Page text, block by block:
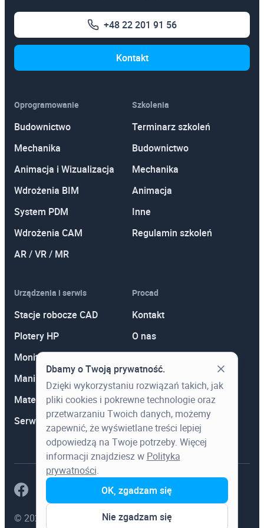
Autodesk Revit Architecture
+48 22 201 91 56
Kontakt
Oprogramowanie
Budownictwo
Mechanika
Animacja i Wizualizacja
Wdrożenia BIM
System PDM
Wdrożenia CAM
AR / VR / MR
Szkolenia
Terminarz szkoleń
Budownictwo
Mechanika
Animacja
Inne
Regulamin szkoleń
Urządzenia i serwis
Stacje robocze CAD
Plotery HP
Monitory
Manipulatory 3D
Materiały eksploatacyjne
Serwis
Procad
Kontakt
O nas
Aktualności
Wiedza
© 2023 Procad. Wszystkie prawa zastrzeżone.
Dbamy o Twoją prywatność.
Dzięki wykorzystaniu rozwiązań takich, jak
pliki cookies i pokrewne technologie oraz
przetwarzaniu Twoich danych, możemy
zapewnić, że wyświetlane treści lepiej
odpowiedzą na Twoje potrzeby. Więcej
informacji znajdziesz w Polityka
prywatności.
Nie zgadzam się
OK, zgadzam się